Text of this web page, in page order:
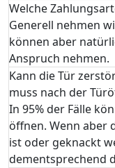
Welche
Generell nehmen
können aber
Anspruch nehmen.
Kann die Tür
muss nach der
In 95% der Fälle
öffnen. Wenn aber
ist oder geknackt
dementsprechend